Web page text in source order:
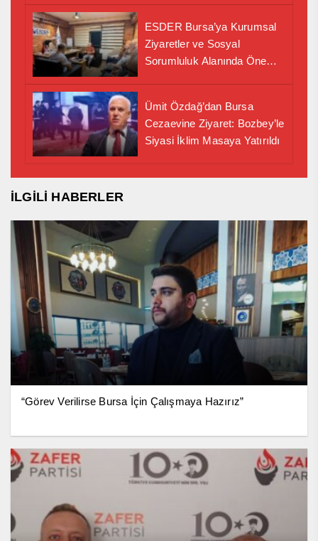
ESDER Bursa’ya Kurumsal
Ziyaretler ve Sosyal
Sorumluluk Alanında Önemli
Ümit Özdağ’dan Bursa
Cezaevine Ziyaret: Bozbey’le
Siyasi İklim Masaya Yatırıldı
İLGİLİ HABERLER
“Görev Verilirse Bursa İçin Çalışmaya Hazırız”